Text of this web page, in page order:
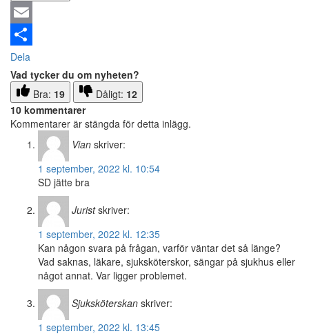
Email
Dela
Vad tycker du om nyheten?
Bra: 19 Dåligt: 12
10 kommentarer
Kommentarer är stängda för detta inlägg.
Vian skriver:
1 september, 2022 kl. 10:54
SD jätte bra
Jurist skriver:
1 september, 2022 kl. 12:35
Kan någon svara på frågan, varför väntar det så länge?
Vad saknas, läkare, sjuksköterskor, sängar på sjukhus eller
något annat. Var ligger problemet.
Sjuksköterskan skriver:
1 september, 2022 kl. 13:45